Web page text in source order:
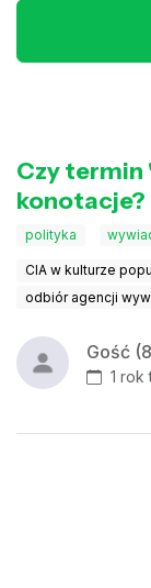
Czy termin
konotacje?
polityka
CIA w kulturze
odbiór agencji
Gość
1 rok